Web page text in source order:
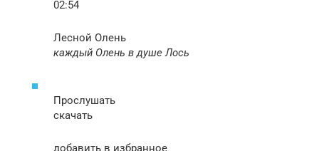
02:54
Лесной Олень
каждый Олень в душе Лось
Прослушать
скачать